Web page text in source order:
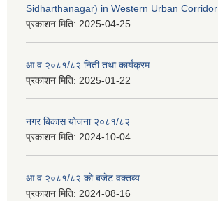
Sidharthanagar) in Western Urban Corridor
प्रकाशन मिति: 2025-04-25
आ.व २०८१/८२ निती तथा कार्यक्रम
प्रकाशन मिति: 2025-01-22
नगर बिकास योजना २०८१/८२
प्रकाशन मिति: 2024-10-04
आ.व २०८१/८२ को बजेट वक्तब्य
प्रकाशन मिति: 2024-08-16